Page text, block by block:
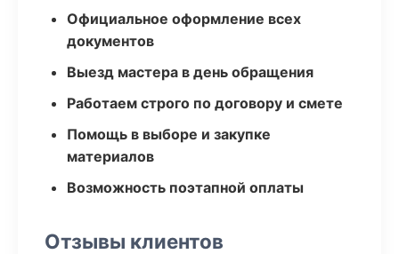
Официальное оформление всех
документов
Выезд мастера в день обращения
Работаем строго по договору и смете
Помощь в выборе и закупке
материалов
Возможность поэтапной оплаты
Отзывы клиентов